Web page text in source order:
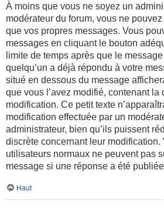
À moins que vous ne soyez un
modérateur du forum, vous ne
que vos propres messages. Vous
messages en cliquant le bouton
limite de temps après que le
quelqu’un a déjà répondu à votre
situé en dessous du message
que vous l’avez modifié, contenant la
modification. Ce petit texte
modification effectuée par un
administrateur, bien qu’ils puissent
discrète concernant leur
utilisateurs normaux ne peuvent pas
message si une réponse a été
Haut